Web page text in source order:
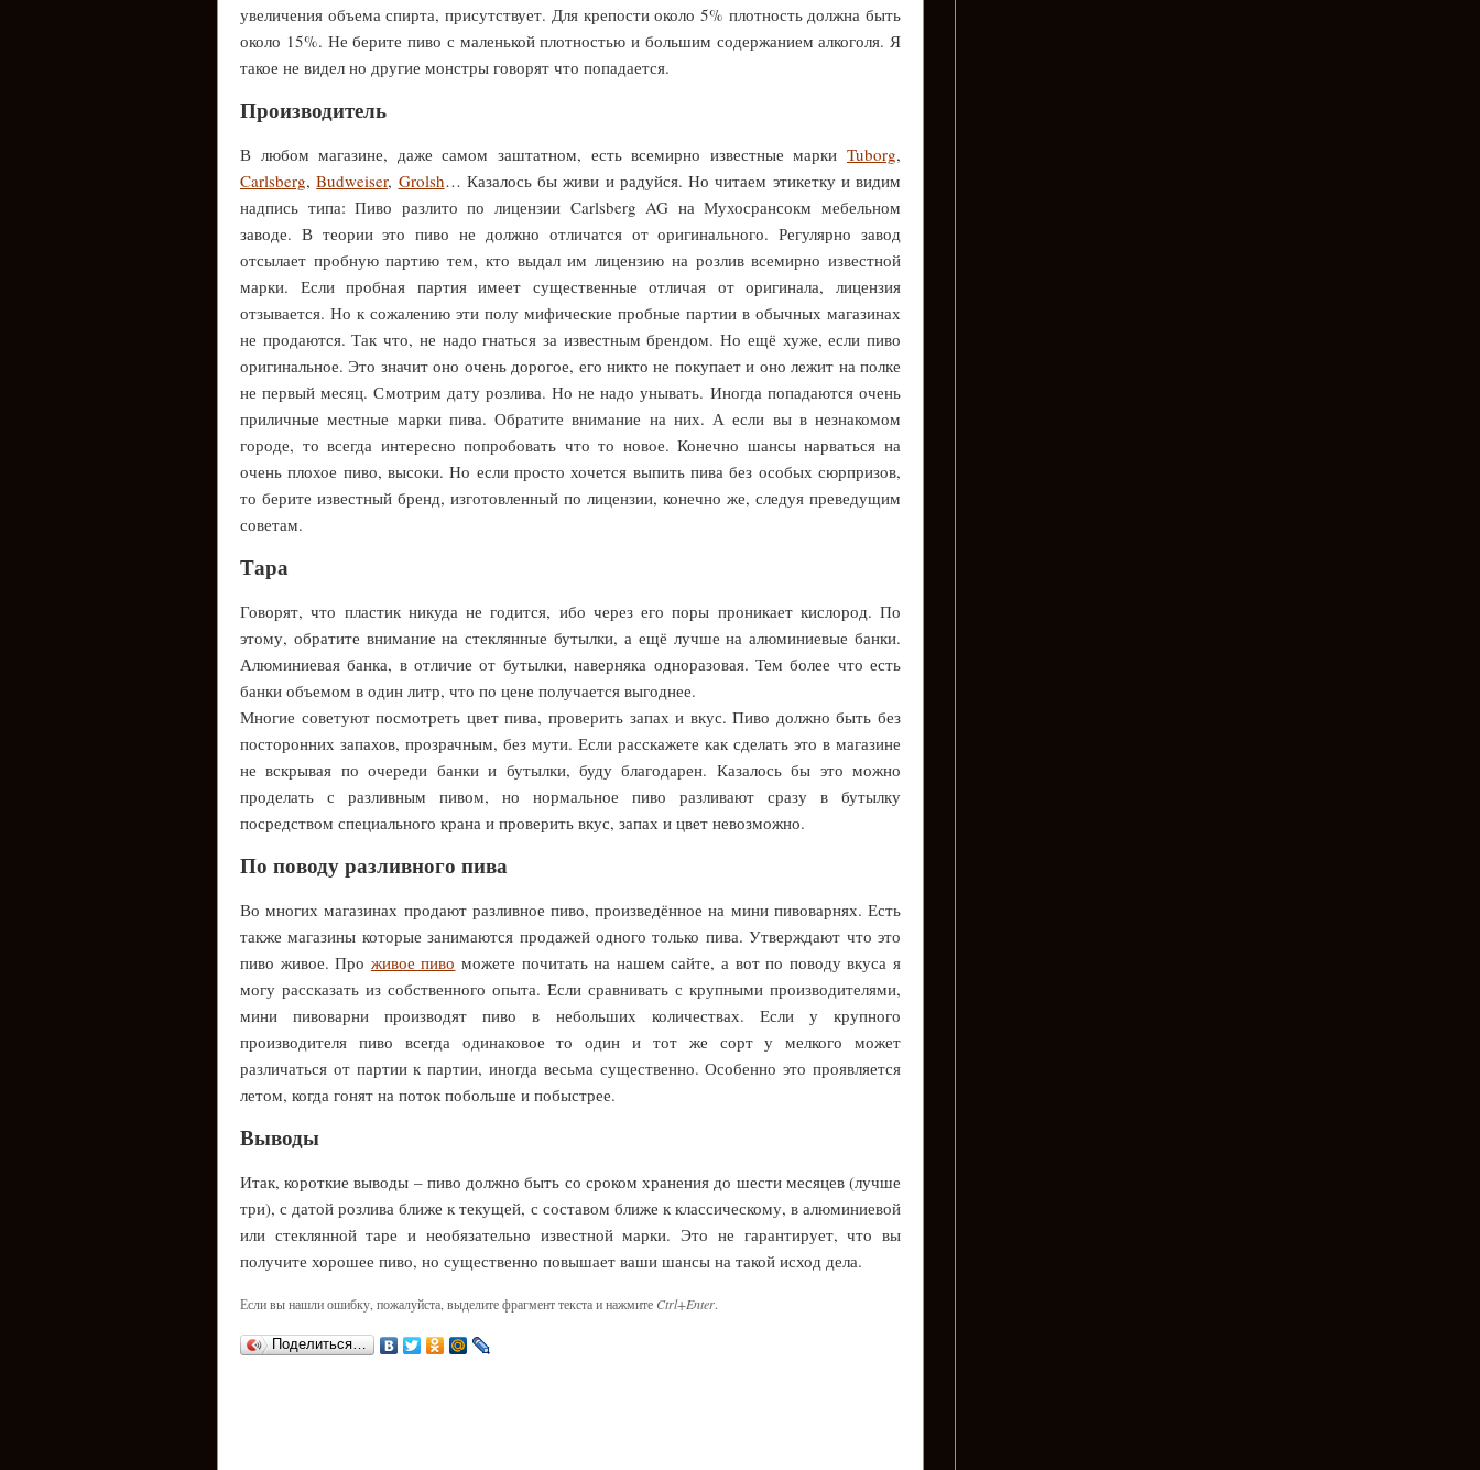
увеличения объема спирта, присутствует. Для крепости около 5% плотность должна быть
около 15%. Не берите пиво с маленькой плотностью и большим содержанием алкоголя. Я
такое не видел но другие монстры говорят что попадается.
Производитель
В любом магазине, даже самом заштатном, есть всемирно известные марки Tuborg,
Carlsberg,Budweiser, Grolsh… Казалось бы живи и радуйся. Но читаем этикетку и видим
надпись типа: Пиво разлито по лицензии Carlsberg AG на Мухосрансокм мебельном
заводе. В теории это пиво не должно отличатся от оригинального. Регулярно завод
отсылает пробную партию тем, кто выдал им лицензию на розлив всемирно известной
марки. Если пробная партия имеет существенные отличая от оригинала, лицензия
отзывается. Но к сожалению эти полу мифические пробные партии в обычных магазинах
не продаются. Так что, не надо гнаться за известным брендом. Но ещё хуже, если пиво
оригинальное. Это значит оно очень дорогое, его никто не покупает и оно лежит на полке
не первый месяц. Смотрим дату розлива. Но не надо унывать. Иногда попадаются очень
приличные местные марки пива. Обратите внимание на них. А если вы в незнакомом
городе, то всегда интересно попробовать что то новое. Конечно шансы нарваться на
очень плохое пиво, высоки. Но если просто хочется выпить пива без особых сюрпризов,
то берите известный бренд, изготовленный по лицензии, конечно же, следуя преведущим
советам.
Тара
Говорят, что пластик никуда не годится, ибо через его поры проникает кислород. По
этому, обратите внимание на стеклянные бутылки, а ещё лучше на алюминиевые банки.
Алюминиевая банка, в отличие от бутылки, наверняка одноразовая. Тем более что есть
банки объемом в один литр, что по цене получается выгоднее.
Многие советуют посмотреть цвет пива, проверить запах и вкус. Пиво должно быть без
посторонних запахов, прозрачным, без мути. Если расскажете как сделать это в магазине
не вскрывая по очереди банки и бутылки, буду благодарен. Казалось бы это можно
проделать с разливным пивом, но нормальное пиво разливают сразу в бутылку
посредством специального крана и проверить вкус, запах и цвет невозможно.
По поводу разливного пива
Во многих магазинах продают разливное пиво, произведённое на мини пивоварнях. Есть
также магазины которые занимаются продажей одного только пива. Утверждают что это
пиво живое. Про живое пиво можете почитать на нашем сайте, а вот по поводу вкуса я
могу рассказать из собственного опыта. Если сравнивать с крупными производителями,
мини пивоварни производят пиво в небольших количествах. Если у крупного
производителя пиво всегда одинаковое то один и тот же сорт у мелкого может
различаться от партии к партии, иногда весьма существенно. Особенно это проявляется
летом, когда гонят на поток побольше и побыстрее.
Выводы
Итак, короткие выводы – пиво должно быть со сроком хранения до шести месяцев (лучше
три), с датой розлива ближе к текущей, с составом ближе к классическому, в алюминиевой
или стеклянной таре и необязательно известной марки. Это не гарантирует, что вы
получите хорошее пиво, но существенно повышает ваши шансы на такой исход дела.
Если вы нашли ошибку, пожалуйста, выделите фрагмент текста и нажмите Ctrl+Enter.
Поделиться…